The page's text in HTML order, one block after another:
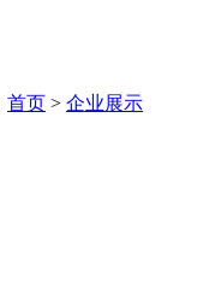
首页 > 企业展示